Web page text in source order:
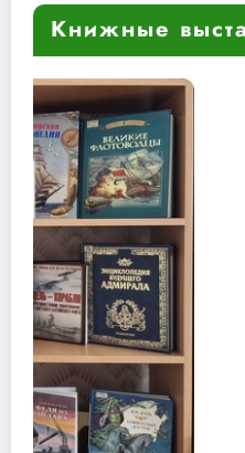
Книжные
БИБЛИОТЕКИ В КНИГАХ